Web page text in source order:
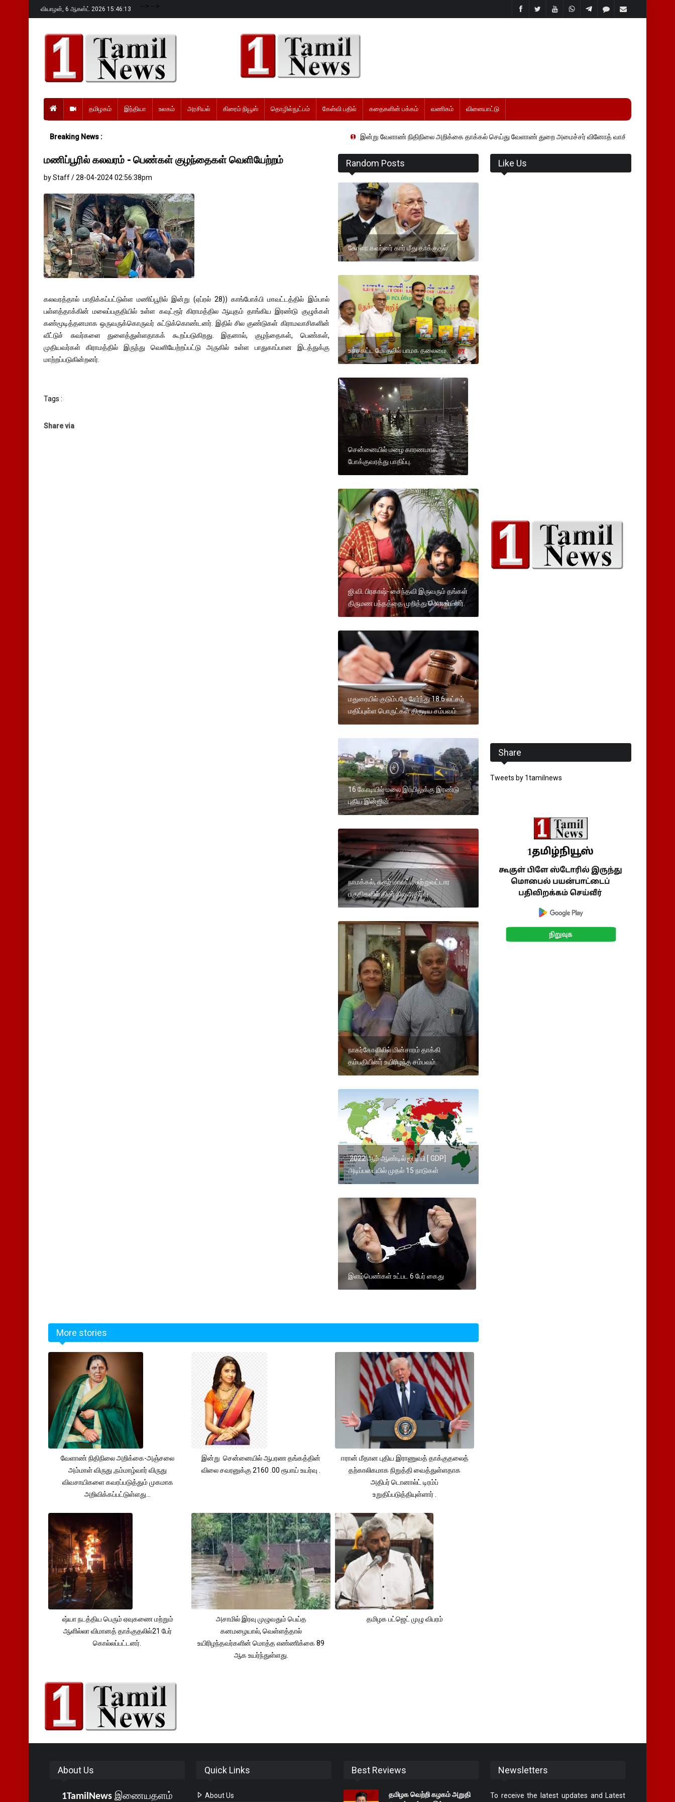
வியாழன், 6 ஆகஸ்ட் 2026 15:46:14 --> -->
தமிழகம் இந்தியா உலகம் அரசியல் கிரைம் நியூஸ் தொழில்நுட்பம் கேள்வி பதில் கதைகளின் பக்கம் வணிகம் விளையாட்டு
Breaking News : இன்று வேளாண் நிதிநிலை அறிக்கை தாக்கல் செய்து வேளாண் துறை அமைச்சர் வினோத் வாசித்து வருகிறார். �.
மணிப்பூரில் கலவரம் - பெண்கள் குழந்தைகள் வெளியேற்றம்
by Staff / 28-04-2024 02:56:38pm
கலவரத்தால் பாதிக்கப்பட்டுள்ள மணிப்பூரில் இன்று (ஏப்ரல் 28)) காங்போக்பி மாவட்டத்தில் இம்பால்
பள்ளத்தாக்கின் மலைப்பகுதியில் உள்ள கவுட்ரூர் கிராமத்தில ஆயுதம் தாங்கிய இரண்டு குழுக்கள்
கண்மூடித்தனமாக ஒருவருக்கொருவர் சுட்டுக்கொண்டனர். இதில் சில குண்டுகள் கிராமவாசிகளின்
வீட்டுச் சுவர்களை துளைத்துள்ளதாகக் கூறப்படுகிறது. இதனால், குழந்தைகள், பெண்கள்,
முதியவர்கள் கிராமத்தில் இருந்து வெளியேற்றப்பட்டு அருகில் உள்ள பாதுகாப்பான இடத்துக்கு
மாற்றப்படுகின்றனர்.
Tags :
Share via
Random Posts
கேரளா கவர்னர் கார் மீது தாக்குதல்
உச்சகட்ட மோதலில் பாமக தலைமை.
சென்னையில் மழை காரணமாக
போக்குவரத்து பாதிப்பு.
ஜி.வி. பிரகாஷ்- சைந்தவி இருவரும் தங்கள்
திருமண பந்தத்தை முறித்து கொண்டனர்.
மதுரையில் குடும்பமே சேர்ந்து 18.6 லட்சம்
மதிப்புள்ள பொருட்கள் திருடிய சம்பவம்.
16 கோடியில் மலை இரயிலுக்கு இரண்டு
புதிய இன்ஜின்
நாமக்கல், கரூர் மாவட்ட சுற்றுவட்டார
பகுதிகளில் திடீர் நில அதிர்வு
நாகர்கோவிலில் மின்சாரம் தாக்கி
தம்பதியினர் உயிரிழந்த சம்பவம்.
.2022 ஆம் ஆண்டில் ஜி.டி.பி [ GDP]
அடிப்படையில் முதல் 15 நாடுகள்
இளம்பெண்கள் உட்பட 6 பேர் கைது
More stories
வேளாண் நிதிநிலை அறிக்கை-அஞ்சலை
அம்மாள் விருது ,நம்மாழ்வார் விருது
விவசாயிகளை கவரப்படுத்தும் முகமாக
அறிவிக்கப்பட்டுள்ளது...
இன்று சென்னையில் ஆபரண தங்கத்தின்
விலை சவரனுக்கு 2160 .00 ரூபாய் உயர்வு .
ஈரான் மீதான புதிய இராணுவத் தாக்குதலைத்
தற்காலிகமாக நிறுத்தி வைத்துள்ளதாக
அதிபர் டொனால்ட் டிரம்ப்
உறுதிப்படுத்தியுள்ளார் .
ஷ்யா நடத்திய பெரும் ஏவுகணை மற்றும்
ஆளில்லா விமானத் தாக்குதலில்21 பேர்
கொல்லப்பட்டனர்.
அசாமில் இரவு முழுவதும் பெய்த
கனமழையால், வெள்ளத்தால்
உயிரிழந்தவர்களின் மொத்த எண்ணிக்கை 89
ஆக உயர்ந்துள்ளது.
தமிழக பட்ஜெட் முழு விபரம்
Like Us
Share
Tweets by 1tamilnews
About Us
1TamilNewsஇணையதளம்
Quick Links
About Us
Best Reviews
தமிழக வெற்றி கழகம் அறுதி
Newsletters
To receive the latest updates and Latest